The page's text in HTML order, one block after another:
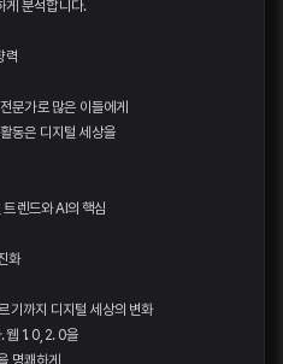
게 분석합니다.
력
문가로 많은 이들에게
동은 디지털 세상을
렌드와 AI의 핵심
화
기까지 디지털 세상의 변화
웹 1. 0, 2. 0을
명쾌하게